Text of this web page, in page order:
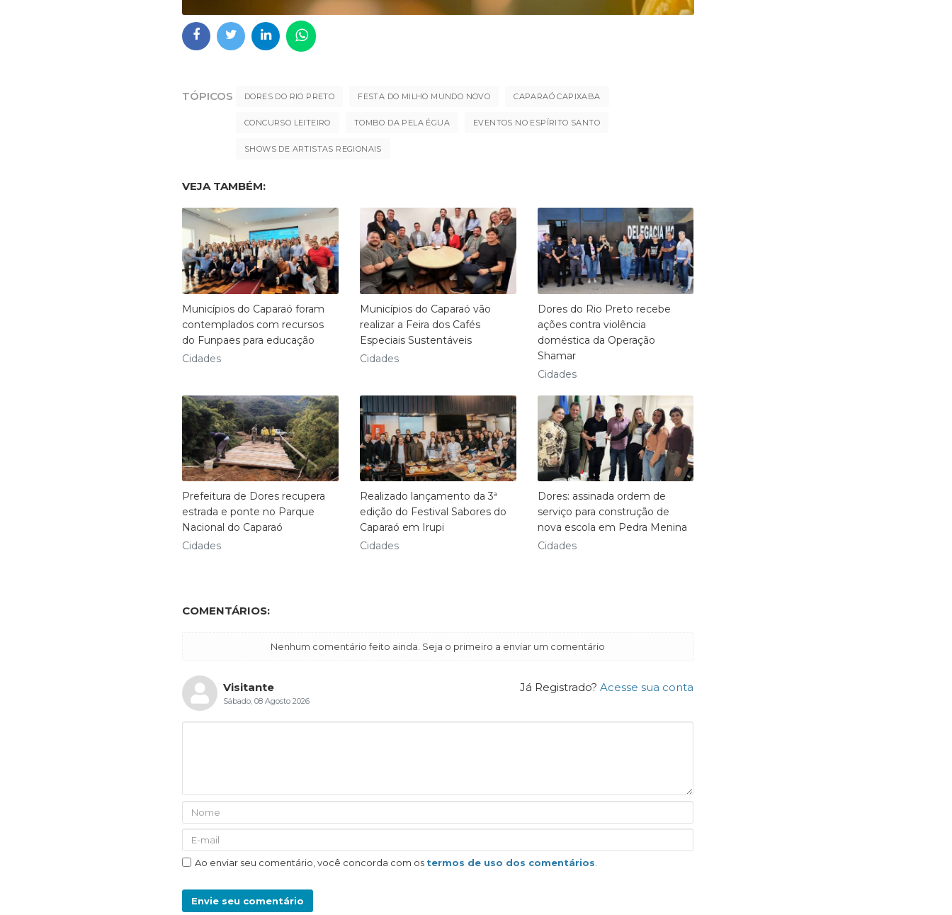
TÓPICOS DORES DO RIO PRETO FESTA DO MILHO MUNDO NOVO CAPARAÓ CAPIXABA
CONCURSO LEITEIRO TOMBO DA PELA ÉGUA EVENTOS NO ESPÍRITO SANTO
SHOWS DE ARTISTAS REGIONAIS
VEJA TAMBÉM:
Municípios do Caparaó foram
contemplados com recursos
do Funpaes para educação
Cidades
Municípios do Caparaó vão
realizar a Feira dos Cafés
Especiais Sustentáveis
Cidades
Dores do Rio Preto recebe
ações contra violência
doméstica da Operação
Shamar
Cidades
Prefeitura de Dores recupera
estrada e ponte no Parque
Nacional do Caparaó
Cidades
Realizado lançamento da 3ª
edição do Festival Sabores do
Caparaó em Irupi
Cidades
Dores: assinada ordem de
serviço para construção de
nova escola em Pedra Menina
Cidades
COMENTÁRIOS:
Nenhum comentário feito ainda. Seja o primeiro a enviar um comentário
Já Registrado? Acesse sua conta
Visitante
Sábado, 08 Agosto 2026
Ao enviar seu comentário, você concorda com os termos de uso dos comentários
Envie seu comentário